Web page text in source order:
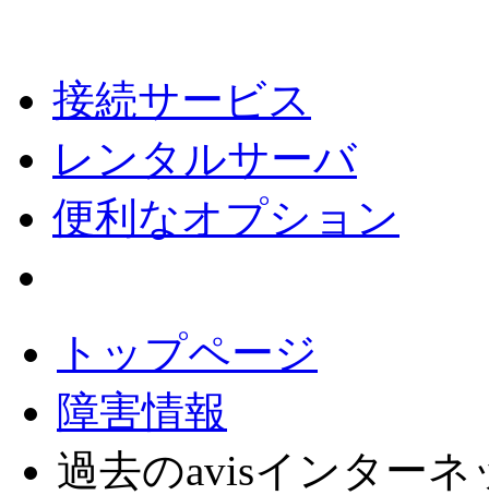
接続サービス
レンタルサーバ
便利なオプション
トップページ
障害情報
過去のavisインターネ